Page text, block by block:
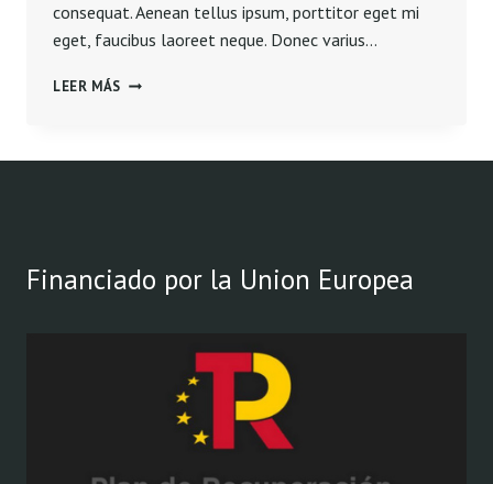
consequat. Aenean tellus ipsum, porttitor eget mi
eget, faucibus laoreet neque. Donec varius…
LEER MÁS PROGRESS
Financiado por la Union Europea